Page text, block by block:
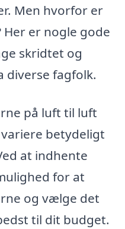
Men hvorfor er
er nogle gode
skridtet og
diverse fagfolk.
på luft til luft
betydeligt
at indhente
for at
og vælge det
til dit budget.